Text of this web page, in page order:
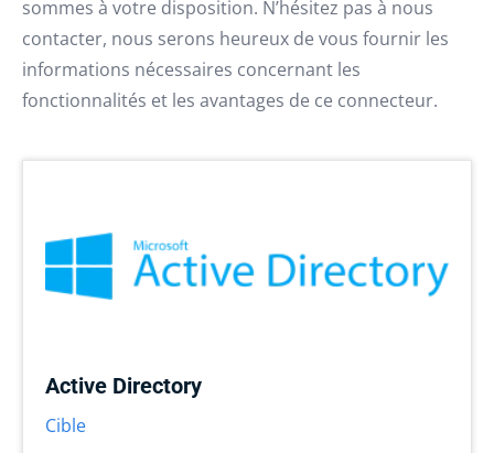
sommes à votre disposition. N’hésitez pas à nous
contacter, nous serons heureux de vous fournir les
informations nécessaires concernant les
fonctionnalités et les avantages de ce connecteur.
Active Directory
Cible